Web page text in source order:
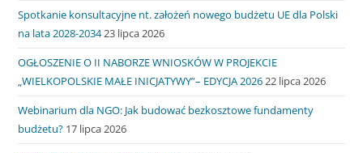
Spotkanie konsultacyjne nt. założeń nowego budżetu UE dla Polski
na lata 2028-203423 lipca 2026
OGŁOSZENIE O II NABORZE WNIOSKÓW W PROJEKCIE
„WIELKOPOLSKIE MAŁE INICJATYWY”– EDYCJA 202622 lipca 2026
Webinarium dla NGO: Jak budować bezkosztowe fundamenty
budżetu? 17 lipca 2026